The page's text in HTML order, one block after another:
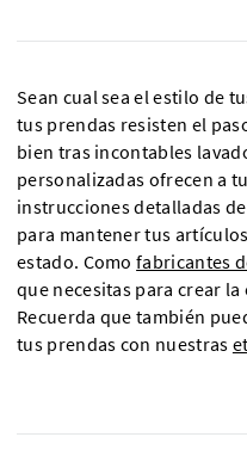
Sean cual sea el estilo de
tus prendas resisten el
bien tras incontables
personalizadas ofrecen a
instrucciones detalladas
para mantener tus
estado. Comofabricantes
que necesitas para crear
Recuerda que también
tus prendas con nuestras